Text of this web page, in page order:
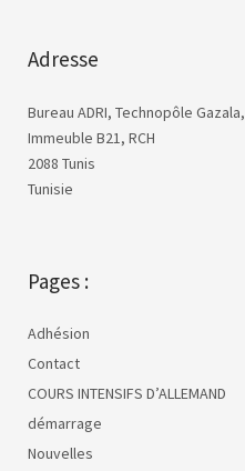
Adresse
Bureau ADRI, Technopôle Gazala,
Immeuble B21, RCH
2088 Tunis
Tunisie
Pages :
Adhésion
Contact
COURS INTENSIFS D’ALLEMAND
démarrage
Nouvelles